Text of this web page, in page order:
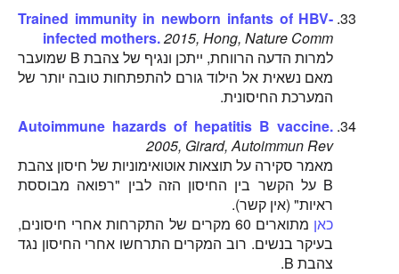
Trained immunity in newborn infants of HBV-
infected mothers.2015, Hong, Nature Comm
למרות הדעה הרווחת, ייתכן ונגיף של צהבת B שמועבר
מאם נשאית אל הילוד גורם להתפתחות טובה יותר של
המערכת החיסונית.
Autoimmune hazards of hepatitis B vaccine.
2005, Girard, Autoimmun Rev
מאמר סקירה על תוצאות אוטואימוניות של חיסון צהבת
B על הקשר בין החיסון הזה לבין "רפואה מבוססת
ראיות" (אין קשר).
כאן
מתוארים 60 מקרים של התקרחות אחרי חיסונים,
בעיקר בנשים. רוב המקרים התרחשו אחרי החיסון נגד
צהבת B.